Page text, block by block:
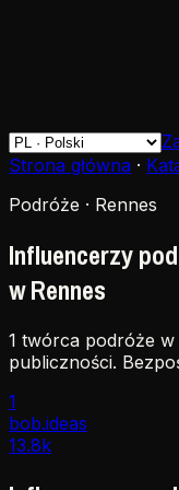
Strona główna ·
Podróże · Rennes
Influencerzy
w Rennes
1 twórca podróże w
publiczności.
1
bob.ideas
13.8k